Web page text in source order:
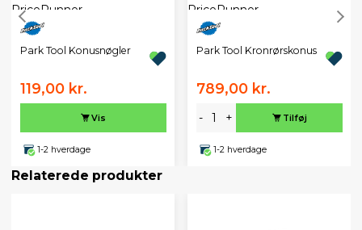
Park Tool Konusnøgler
119,00 kr.
Vis
1-2 hverdage
Park Tool Kronrørskonus
789,00 kr.
- + Tilføj
1-2 hverdage
Relaterede produkter